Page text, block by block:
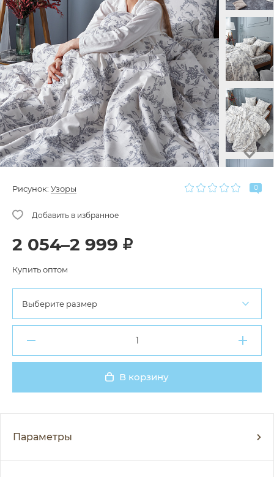
Рисунок: Узоры 0
2 054–2 999
Купить оптом
Выберите размер
В корзину
Параметры